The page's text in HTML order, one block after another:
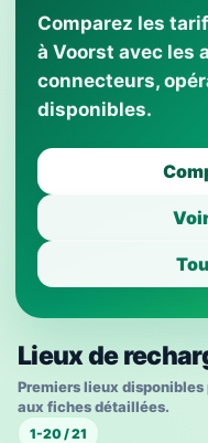
Comparez les
à Voorst avec les
connecteurs,
disponibles.
Lieux de
Premiers lieux
aux fiches détaillées.
1-20 / 21